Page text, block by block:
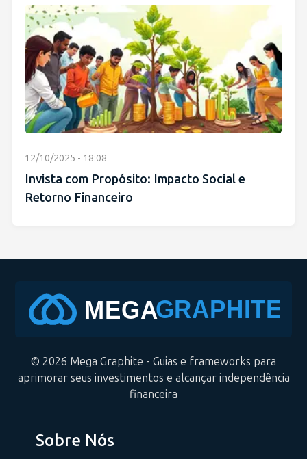
12/10/2025 - 18:08
Invista com Propósito: Impacto Social e
Retorno Financeiro
© 2026 Mega Graphite - Guias e frameworks para
aprimorar seus investimentos e alcançar independência
financeira
Sobre Nós